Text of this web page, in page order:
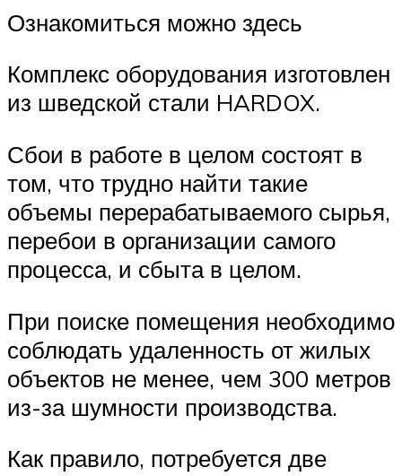
Ознакомиться можно здесь
Комплекс оборудования изготовлен
из шведской стали HARDOX.
Сбои в работе в целом состоят в
том, что трудно найти такие
объемы перерабатываемого сырья,
перебои в организации самого
процесса, и сбыта в целом.
При поиске помещения необходимо
соблюдать удаленность от жилых
объектов не менее, чем 300 метров
из-за шумности производства.
Как правило, потребуется две